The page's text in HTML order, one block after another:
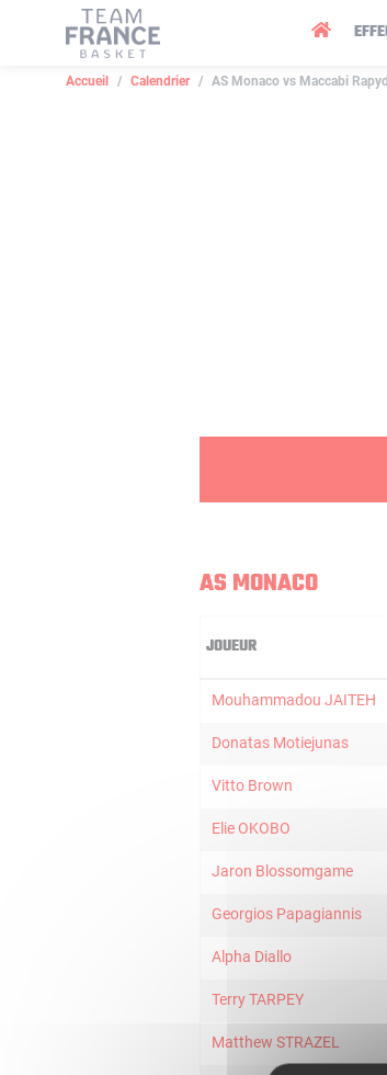
Accueil Calendrier AS Monaco vs Maccabi
AS MONACO
JOUEUR
Mouhammadou JAITEH
Donatas Motiejunas
Vitto Brown
Elie OKOBO
Jaron Blossomgame
Georgios Papagiannis
Alpha Diallo
Terry TARPEY
Matthew STRAZEL
Panneau de gestion des cookies